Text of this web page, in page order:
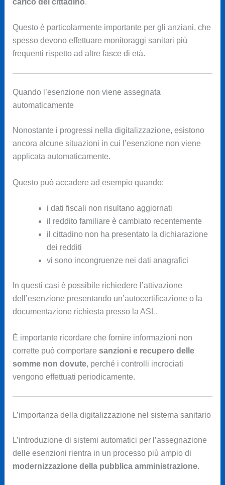
Questo è particolarmente importante per gli anziani, che
spesso devono effettuare monitoraggi sanitari più
frequenti rispetto ad altre fasce di età.
Quando l’esenzione non viene assegnata
automaticamente
Nonostante i progressi nella digitalizzazione, esistono
ancora alcune situazioni in cui l’esenzione non viene
applicata automaticamente.
Questo può accadere ad esempio quando:
i dati fiscali non risultano aggiornati
il reddito familiare è cambiato recentemente
il cittadino non ha presentato la dichiarazione
dei redditi
vi sono incongruenze nei dati anagrafici
In questi casi è possibile richiedere l’attivazione
dell’esenzione presentando un’autocertificazione o la
documentazione richiesta presso la ASL.
È importante ricordare che fornire informazioni non
corrette può comportare sanzioni e recupero delle
somme non dovute, perché i controlli incrociati
vengono effettuati periodicamente.
L’importanza della digitalizzazione nel sistema sanitario
L’introduzione di sistemi automatici per l’assegnazione
delle esenzioni rientra in un processo più ampio di
modernizzazione della pubblica amministrazione.